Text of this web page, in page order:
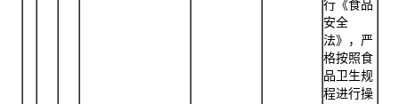
行《食品
安全
法》，严
格按照食
品卫生规
程进行操